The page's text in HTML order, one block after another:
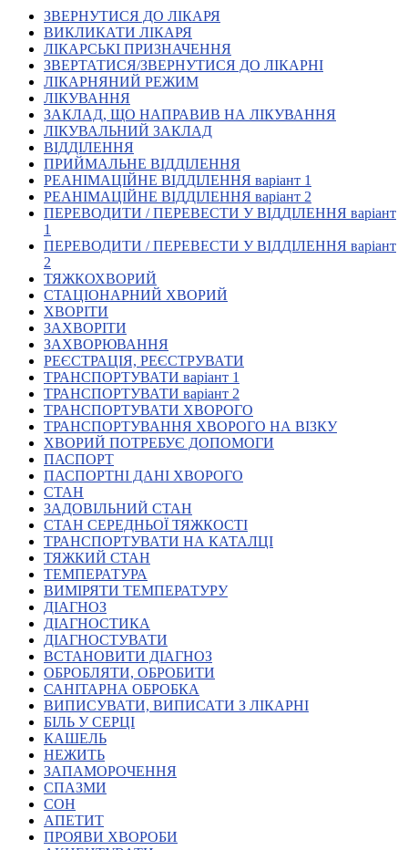
92 роки УТОГ
93 роки УТОГ
Історії та спогади ветеранів УТОГ
Кадрові зміни
Працевлаштування
Про глухих
Постаті в УТОГ
Все про УТОГ: ваші права, послуги та підтримка:
Важлива інформація
Благодійні справи
Історія глухих
Коронавірус
Брифінги
Офіційна інформація
Про УТОГ
Керівництво УТОГ
Громадські ради УТОГ ⩺
Всеукраїнська Рада голів обласних
організацій УТОГ
Всеукраїнська Рада ветеранів УТОГ
Всеукраїнська Рада перекладачів жестової
мови УТОГ
Всеукраїнська Рада директорів УТОГ
Молодіжні лідери УТОГ
Ветерани УТОГ
Мережа УТОГ
Підприємства УТОГ
Рекорди УТОГ
Видання УТОГ
Звіти
Посилання сторінок УТОГ
Контакти
Навчальні програми
Дошкільна освіта
Загальна освіта
Для абітурієнтів
Уроки
Українська жестова мова
Правознавство
Реєстр перекладачів жестової мови Українського
товариства глухих
ЗВЕРНУТИСЯ ДО ЛІКАРЯ
ВИКЛИКАТИ ЛІКАРЯ
ЛІКАРСЬКІ ПРИЗНАЧЕННЯ
ЗВЕРТАТИСЯ/ЗВЕРНУТИСЯ ДО ЛІКАРНІ
ЛІКАРНЯНИЙ РЕЖИМ
ЛІКУВАННЯ
ЗАКЛАД, ЩО НАПРАВИВ НА ЛІКУВАННЯ
ЛІКУВАЛЬНИЙ ЗАКЛАД
ВІДДІЛЕННЯ
ПРИЙМАЛЬНЕ ВІДДІЛЕННЯ
РЕАНІМАЦІЙНЕ ВІДДІЛЕННЯ варіант 1
РЕАНІМАЦІЙНЕ ВІДДІЛЕННЯ варіант 2
ПЕРЕВОДИТИ / ПЕРЕВЕСТИ У ВІДДІЛЕННЯ варіант
1
ПЕРЕВОДИТИ / ПЕРЕВЕСТИ У ВІДДІЛЕННЯ варіант
2
ТЯЖКОХВОРИЙ
СТАЦІОНАРНИЙ ХВОРИЙ
ХВОРІТИ
ЗАХВОРІТИ
ЗАХВОРЮВАННЯ
РЕЄСТРАЦІЯ, РЕЄСТРУВАТИ
ТРАНСПОРТУВАТИ варіант 1
ТРАНСПОРТУВАТИ варіант 2
ТРАНСПОРТУВАТИ ХВОРОГО
ТРАНСПОРТУВАННЯ ХВОРОГО НА ВІЗКУ
ХВОРИЙ ПОТРЕБУЄ ДОПОМОГИ
ПАСПОРТ
ПАСПОРТНІ ДАНІ ХВОРОГО
СТАН
ЗАДОВІЛЬНИЙ СТАН
СТАН СЕРЕДНЬОЇ ТЯЖКОСТІ
ТРАНСПОРТУВАТИ НА КАТАЛЦІ
ТЯЖКИЙ СТАН
ТЕМПЕРАТУРА
ВИМІРЯТИ ТЕМПЕРАТУРУ
ДІАГНОЗ
ДІАГНОСТИКА
ДІАГНОСТУВАТИ
ВСТАНОВИТИ ДІАГНОЗ
ОБРОБЛЯТИ, ОБРОБИТИ
САНІТАРНА ОБРОБКА
ВИПИСУВАТИ, ВИПИСАТИ З ЛІКАРНІ
БІЛЬ У СЕРЦІ
КАШЕЛЬ
НЕЖИТЬ
ЗАПАМОРОЧЕННЯ
СПАЗМИ
СОН
АПЕТИТ
ПРОЯВИ ХВОРОБИ